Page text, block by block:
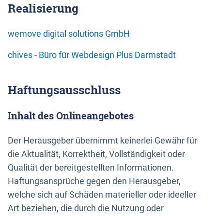
Realisierung
wemove digital solutions GmbH
chives - Büro für Webdesign Plus Darmstadt
Haftungsausschluss
Inhalt des Onlineangebotes
Der Herausgeber übernimmt keinerlei Gewähr für
die Aktualität, Korrektheit, Vollständigkeit oder
Qualität der bereitgestellten Informationen.
Haftungsansprüche gegen den Herausgeber,
welche sich auf Schäden materieller oder ideeller
Art beziehen, die durch die Nutzung oder